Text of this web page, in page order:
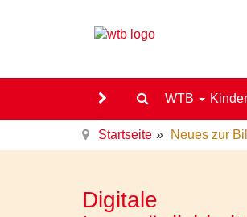
WTB
Startseite Neues zur
Digitale